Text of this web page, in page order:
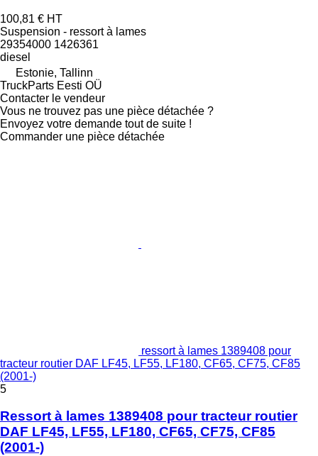
100,81 € HT
Suspension - ressort à lames
29354000 1426361
diesel
Estonie, Tallinn
TruckParts Eesti OÜ
Contacter le vendeur
Vous ne trouvez pas une pièce détachée ?
Envoyez votre demande tout de suite !
Commander une pièce détachée
ressort à lames 1389408 pour
tracteur routier DAF LF45, LF55, LF180, CF65, CF75, CF85
(2001-)
5
Ressort à lames 1389408 pour tracteur routier
DAF LF45, LF55, LF180, CF65, CF75, CF85
(2001-)